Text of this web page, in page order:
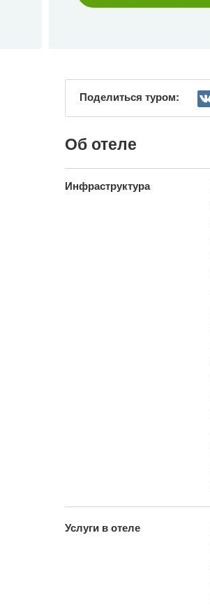
Поделиться туром:
Об отеле
Инфраструктура
Услуги в отеле